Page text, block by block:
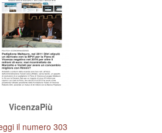
VicenzaPiù
il numero 303